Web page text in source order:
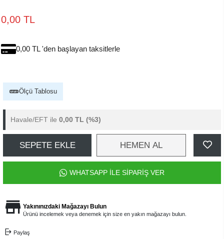
0,00 TL
0,00 TL 'den başlayan taksitlerle
Ölçü Tablosu
Havale/EFT ile 0,00 TL (%3)
SEPETE EKLE HEMEN AL
WHATSAPP İLE SİPARİŞ VER
Yakınınızdaki Mağazayı Bulun
Ürünü incelemek veya denemek için size en yakın mağazayı bulun.
Paylaş